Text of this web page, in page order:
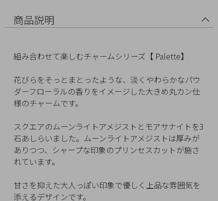
商品説明
組み合わせて楽しむチャームシリーズ【 Palette】
花びらをそっとまとったような、淡くやわらかなパウ
ダーフローラルの香りをイメージした大きめ丸カン仕
様のチャームです。
スクエアのムーンライトアメジストとモアサナイトを3
石あしらいました。ムーンライトアメジストは厚みが
ありつつ、シャープな印象のプリンセスカットが施さ
れています。
甘さを抑えた大人っぽい印象で優しく上品な雰囲気を
添えるデザインです。
マ
イ
ペ
ー
ジ
お
気
に
入
り